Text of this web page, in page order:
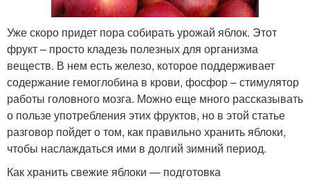
Уже скоро придет пора собирать урожай яблок. Этот
фрукт – просто кладезь полезных для организма
веществ. В нем есть железо, которое поддерживает
содержание гемоглобина в крови, фосфор – стимулятор
работы головного мозга. Можно еще много рассказывать
о пользе употребления этих фруктов, но в этой статье
разговор пойдет о том, как правильно хранить яблоки,
чтобы наслаждаться ими в долгий зимний период.
Как хранить свежие яблоки — подготовка